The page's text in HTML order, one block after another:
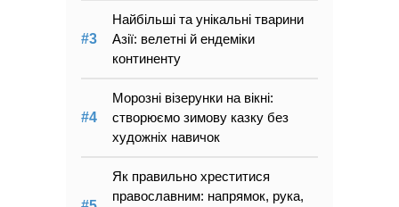
Найбільші та унікальні тварини
Азії: велетні й ендеміки
континенту
Морозні візерунки на вікні:
створюємо зимову казку без
художніх навичок
Як правильно хреститися
православним: напрямок, рука,